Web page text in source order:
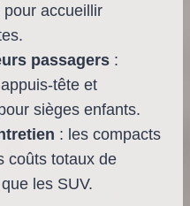
accueillir
passagers :
tête et
sièges enfants.
: les compacts
coûts totaux de
les SUV.